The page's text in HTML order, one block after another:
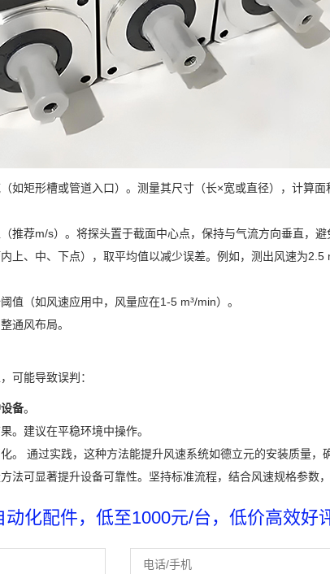
如矩形槽或管道入口）。测量其尺寸（长×宽或直径），计算面
推荐m/s）。将探头置于截面中心点，保持与气流方向垂直，避
上、中、下点），取平均值以减少误差。例如，测出风速为2.5
值（如风速应用中，风量应在1-5 m³/min）。
通风布局。
可能导致误判：
备。
。建议在平稳环境中操作。
。 通过实践，这种方法能提升风速系统如德立元的安装质量，
法可显著提升设备可靠性。坚持标准流程，结合风速规格参数，
化配件，低至1000元/台，低价高效好